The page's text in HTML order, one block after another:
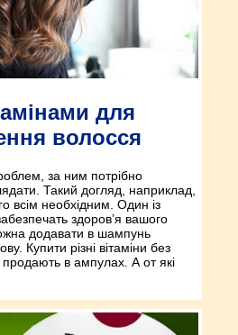
для
волосся
за ним потрібно
Такий догляд, наприклад,
всім необхідним. Один із
здоров’я вашого
додавати в шампунь
Купити різні вітаміни без
в ампулах. А от які